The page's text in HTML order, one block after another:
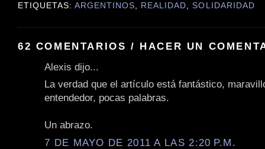
ETIQUETAS:ARGENTINOS, REALIDAD,SOLIDARIDAD
62 COMENTARIOS / HACER UN
Alexis dijo...
La verdad que el artículo está fantástico,
entendedor, pocas palabras.
Un abrazo.
7 DE MAYO DE 2011 A LAS 2:20 P.M.